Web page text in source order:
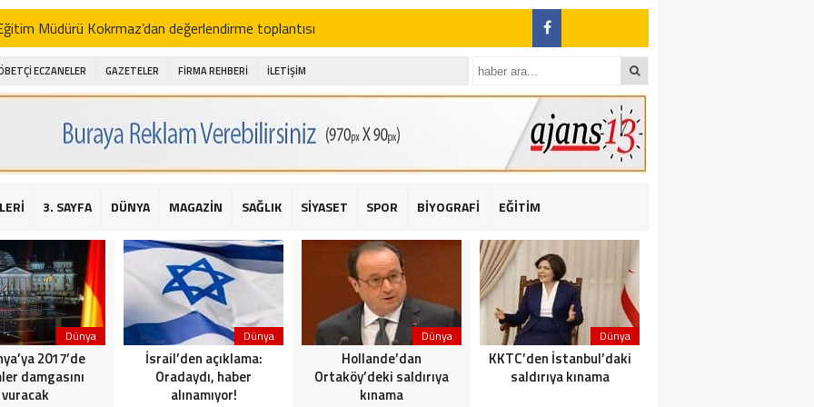
Müdürü Kokrmaz’dan değerlendirme toplantısı
Alibeyoğlu, Aile Destek Merkezini ziyaret etti
ıhlamur piyasalarda
şehitleri için bayraklı kayak gösterileri düzenlenecek
için yardım kermesi
2016 yılı değerlendirmesi
Sarıyer Çayırbaşı Cezayirli Hasan Paşa Camii’nde silahlı saldırı: 2 yaralı
Bahçeli’den Reina’ya düzenlenen terör saldırısına ilişkin açıklama
ECZANELER GAZETELER FİRMA REHBERİ İLETİŞİM
3. SAYFA DÜNYA MAGAZİN SAĞLIK SİYASET SPOR BİYOGRAFİ EĞİTİM
Dünya
2017’de
damgasını
vuracak
Dünya
İsrail’den açıklama:
Oradaydı, haber
alınamıyor!
Dünya
Hollande’dan
Ortaköy’deki saldırıya
kınama
Dünya
KKTC’den İstanbul’daki
saldırıya kınama